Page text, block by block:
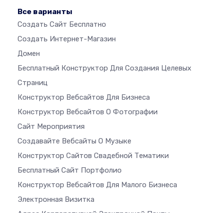
Все варианты
Создать Сайт Бесплатно
Создать Интернет-Магазин
Домен
Бесплатный Конструктор Для Создания Целевых
Страниц
Конструктор Вебсайтов Для Бизнеса
Конструктор Вебсайтов О Фотографии
Сайт Мероприятия
Создавайте Вебсайты О Музыке
Конструктор Сайтов Свадебной Тематики
Бесплатный Сайт Портфолио
Конструктор Вебсайтов Для Малого Бизнеса
Электронная Визитка